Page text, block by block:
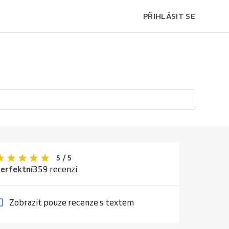
PŘIHLÁSIT SE
5 / 5
359 recenzí
Zobrazit pouze recenze s textem